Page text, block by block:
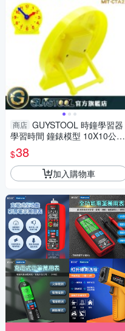
商店 GUYSTOOL 時鐘學習器
學習時間 鐘錶模型 10X10公分
教學時鐘 時鐘模型 幼教 時間觀
念 教材
$38
加入購物車